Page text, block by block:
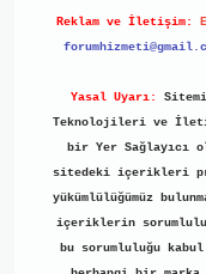
Reklam ve İletişim:
Yasal Uyarı:
Teknolojileri ve
bir Yer Sağlayıcı
sitedeki içerikleri
yükümlülüğümüz
içeriklerin
bu sorumluluğu